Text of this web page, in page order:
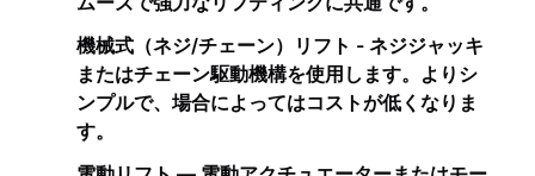
機械式（ネジ/チェーン）リフト - ネジジャッキ
またはチェーン駆動機構を使用します。よりシ
ンプルで、場合によってはコストが低くなりま
す。